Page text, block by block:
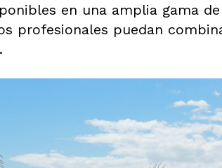
en una amplia gama
profesionales puedan